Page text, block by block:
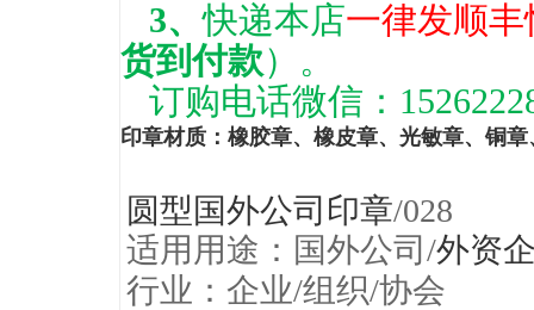
3、快递本店一律发顺丰
货到付款）。
订购电话微信：
印章材质 ： 橡胶章、 橡皮章、 光敏章、铜章
圆型国外公司印章/028
适用用途：国外公司/外资
行业：企业/组织/协会